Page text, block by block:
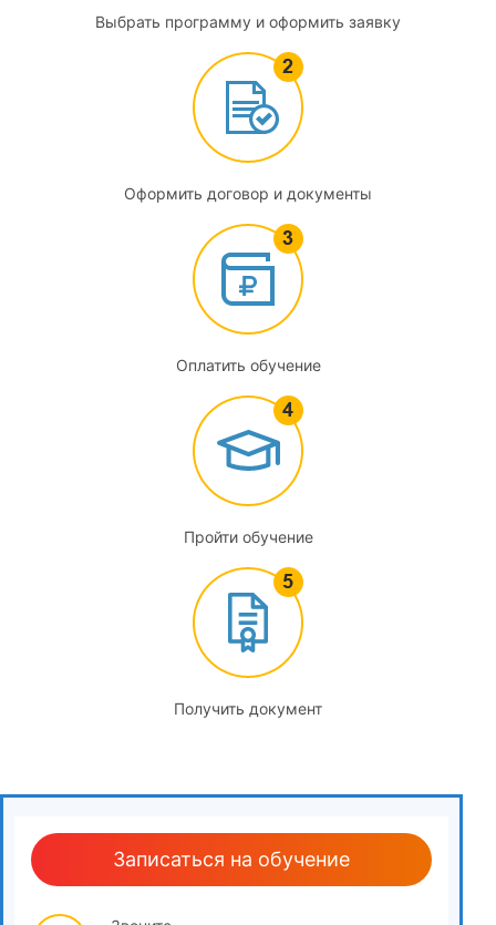
Выбрать программу и оформить заявку
Оформить договор и документы
Оплатить обучение
Пройти обучение
Получить документ
Записаться на обучение